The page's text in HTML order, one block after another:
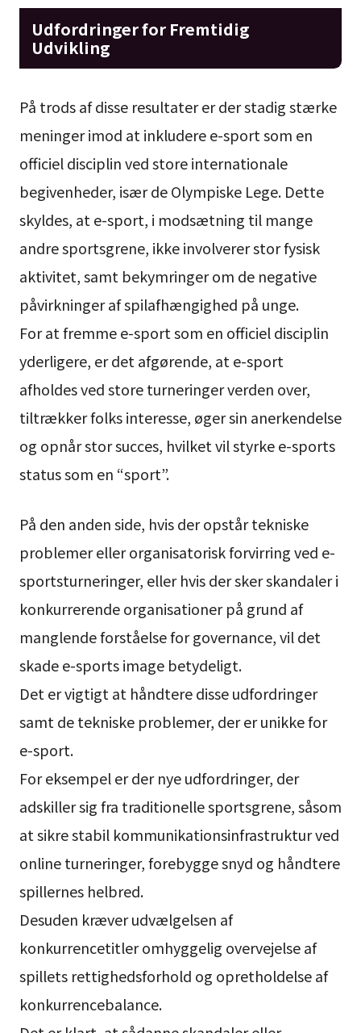
Udfordringer for Fremtidig
Udvikling
På trods af disse resultater er der stadig stærke
meninger imod at inkludere e-sport som en
officiel disciplin ved store internationale
begivenheder, især de Olympiske Lege. Dette
skyldes, at e-sport, i modsætning til mange
andre sportsgrene, ikke involverer stor fysisk
aktivitet, samt bekymringer om de negative
påvirkninger af spilafhængighed på unge.
For at fremme e-sport som en officiel disciplin
yderligere, er det afgørende, at e-sport
afholdes ved store turneringer verden over,
tiltrækker folks interesse, øger sin anerkendelse
og opnår stor succes, hvilket vil styrke e-sports
status som en “sport”.
På den anden side, hvis der opstår tekniske
problemer eller organisatorisk forvirring ved e-
sportsturneringer, eller hvis der sker skandaler i
konkurrerende organisationer på grund af
manglende forståelse for governance, vil det
skade e-sports image betydeligt.
Det er vigtigt at håndtere disse udfordringer
samt de tekniske problemer, der er unikke for
e-sport.
For eksempel er der nye udfordringer, der
adskiller sig fra traditionelle sportsgrene, såsom
at sikre stabil kommunikationsinfrastruktur ved
online turneringer, forebygge snyd og håndtere
spillernes helbred.
Desuden kræver udvælgelsen af
konkurrencetitler omhyggelig overvejelse af
spillets rettighedsforhold og opretholdelse af
konkurrencebalance.